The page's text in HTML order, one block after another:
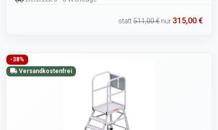
statt511,00 € nur315,00 €
-38%
Versandkostenfrei